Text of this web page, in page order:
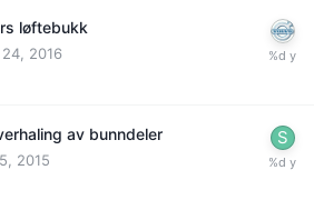
løftebukk
2016
av bunndeler
2015